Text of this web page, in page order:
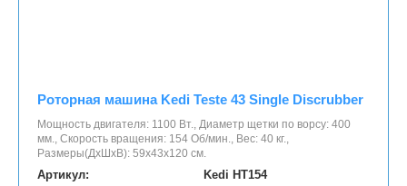
Роторная машина Kedi Teste 43 Single Discrubber
Мощность двигателя: 1100 Вт., Диаметр щетки по ворсу: 400
мм., Скорость вращения: 154 Об/мин., Вес: 40 кг.,
Размеры(ДхШхВ): 59х43х120 см.
Артикул: Kedi HT154